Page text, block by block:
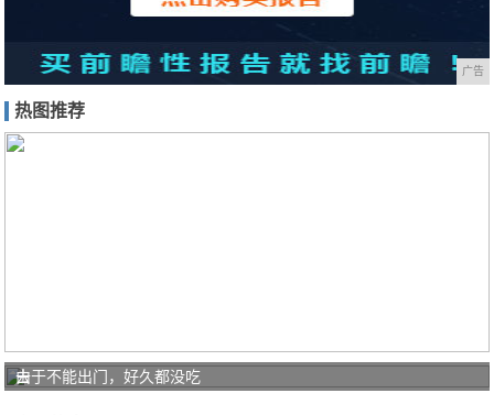
广告
热图推荐
去
由于不能出门，好久都没吃